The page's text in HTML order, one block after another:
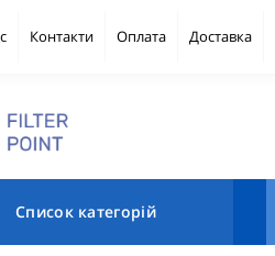
Контакти Оплата Доставка
Список категорій